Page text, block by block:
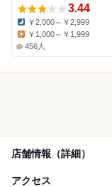
3.44
Dinner:
￥2,000～￥2,999
￥1,000～￥1,999
456人
店舗情報（詳細）
アクセス